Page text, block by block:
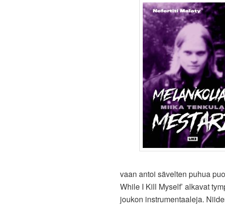
vaan antoi sävelten puhua
While I Kill Myself’ alkavat
joukon instrumentaaleja.